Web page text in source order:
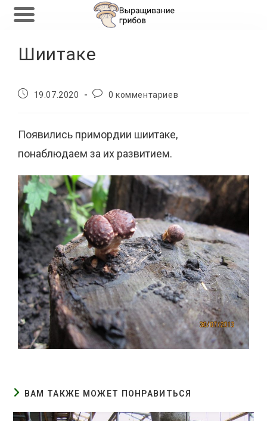
Шиитаке
Запись19.07.2020
Комментарии
0 комментариев
Появились примордии шиитаке,
понаблюдаем за их развитием.
ВАМ ТАКЖЕ МОЖЕТ ПОНРАВИТЬСЯ